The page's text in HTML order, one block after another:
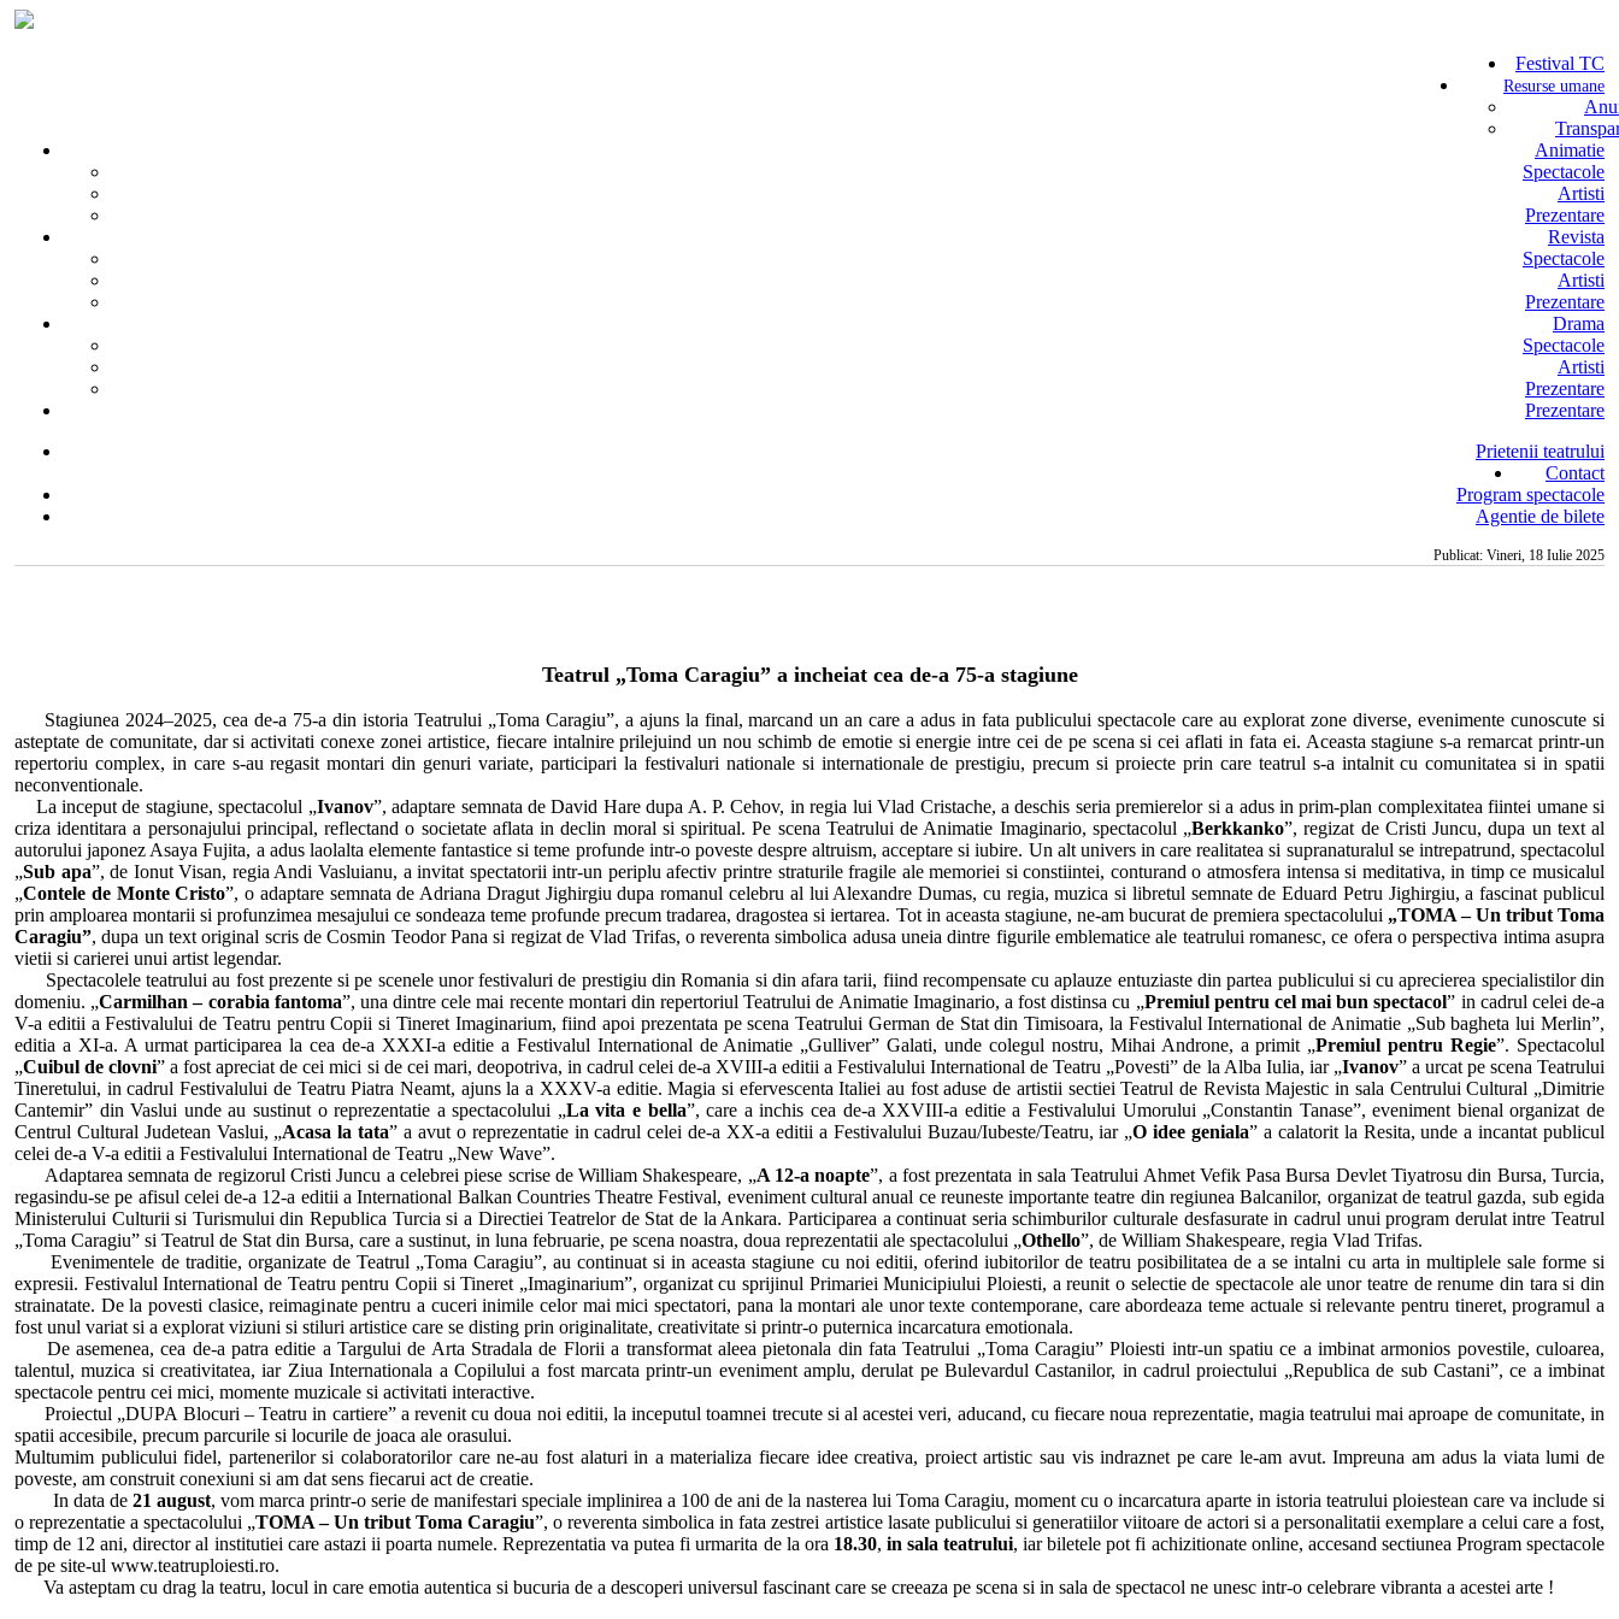
Festival TC
Resurse umane
Animatie
Spectacole
Artisti
Prezentare
Revista
Spectacole
Artisti
Prezentare
Drama
Spectacole
Artisti
Prezentare
Prezentare
Prietenii teatrului
Contact
Program spectacole
Agentie de bilete
Publicat: Vineri, 18 Iulie 2025
Teatrul „Toma Caragiu” a incheiat cea de-a 75-a stagiune
Stagiunea 2024–2025, cea de-a 75-a din istoria Teatrului „Toma Caragiu”, a ajuns la final, marcand un an care a adus in fata publicului spectacole care au explorat zone diverse, evenimente cunoscute si
asteptate de comunitate, dar si activitati conexe zonei artistice, fiecare intalnire prilejuind un nou schimb de emotie si energie intre cei de pe scena si cei aflati in fata ei. Aceasta stagiune s-a remarcat printr-un
repertoriu complex, in care s-au regasit montari din genuri variate, participari la festivaluri nationale si internationale de prestigiu, precum si proiecte prin care teatrul s-a intalnit cu comunitatea si in spatii
neconventionale.
La inceput de stagiune, spectacolul „Ivanov”, adaptare semnata de David Hare dupa A. P. Cehov, in regia lui Vlad Cristache, a deschis seria premierelor si a adus in prim-plan complexitatea fiintei umane si
criza identitara a personajului principal, reflectand o societate aflata in declin moral si spiritual. Pe scena Teatrului de Animatie Imaginario, spectacolul „Berkkanko”, regizat de Cristi Juncu, dupa un text al
autorului japonez Asaya Fujita, a adus laolalta elemente fantastice si teme profunde intr-o poveste despre altruism, acceptare si iubire. Un alt univers in care realitatea si supranaturalul se intrepatrund, spectacolul
„Sub apa”, de Ionut Visan, regia Andi Vasluianu, a invitat spectatorii intr-un periplu afectiv printre straturile fragile ale memoriei si constiintei, conturand o atmosfera intensa si meditativa, in timp ce musicalul
„Contele de Monte Cristo”, o adaptare semnata de Adriana Dragut Jighirgiu dupa romanul celebru al lui Alexandre Dumas, cu regia, muzica si libretul semnate de Eduard Petru Jighirgiu, a fascinat publicul
prin amploarea montarii si profunzimea mesajului ce sondeaza teme profunde precum tradarea, dragostea si iertarea. Tot in aceasta stagiune, ne-am bucurat de premiera spectacolului „TOMA – Un tribut Toma
Caragiu”, dupa un text original scris de Cosmin Teodor Pana si regizat de Vlad Trifas, o reverenta simbolica adusa uneia dintre figurile emblematice ale teatrului romanesc, ce ofera o perspectiva intima asupra
vietii si carierei unui artist legendar.
Spectacolele teatrului au fost prezente si pe scenele unor festivaluri de prestigiu din Romania si din afara tarii, fiind recompensate cu aplauze entuziaste din partea publicului si cu aprecierea specialistilor din
domeniu. „Carmilhan – corabia fantoma”, una dintre cele mai recente montari din repertoriul Teatrului de Animatie Imaginario, a fost distinsa cu „Premiul pentru cel mai bun spectacol” in cadrul celei de-a
V-a editii a Festivalului de Teatru pentru Copii si Tineret Imaginarium, fiind apoi prezentata pe scena Teatrului German de Stat din Timisoara, la Festivalul International de Animatie „Sub bagheta lui Merlin”,
editia a XI-a. A urmat participarea la cea de-a XXXI-a editie a Festivalul International de Animatie „Gulliver” Galati, unde colegul nostru, Mihai Androne, a primit „Premiul pentru Regie”. Spectacolul
„Cuibul de clovni” a fost apreciat de cei mici si de cei mari, deopotriva, in cadrul celei de-a XVIII-a editii a Festivalului International de Teatru „Povesti” de la Alba Iulia, iar „Ivanov” a urcat pe scena Teatrului
Tineretului, in cadrul Festivalului de Teatru Piatra Neamt, ajuns la a XXXV-a editie. Magia si efervescenta Italiei au fost aduse de artistii sectiei Teatrul de Revista Majestic in sala Centrului Cultural „Dimitrie
Cantemir” din Vaslui unde au sustinut o reprezentatie a spectacolului „La vita e bella”, care a inchis cea de-a XXVIII-a editie a Festivalului Umorului „Constantin Tanase”, eveniment bienal organizat de
Centrul Cultural Judetean Vaslui, „Acasa la tata” a avut o reprezentatie in cadrul celei de-a XX-a editii a Festivalului Buzau/Iubeste/Teatru, iar „O idee geniala” a calatorit la Resita, unde a incantat publicul
celei de-a V-a editii a Festivalului International de Teatru „New Wave”.
Adaptarea semnata de regizorul Cristi Juncu a celebrei piese scrise de William Shakespeare, „A 12-a noapte”, a fost prezentata in sala Teatrului Ahmet Vefik Pasa Bursa Devlet Tiyatrosu din Bursa, Turcia,
regasindu-se pe afisul celei de-a 12-a editii a International Balkan Countries Theatre Festival, eveniment cultural anual ce reuneste importante teatre din regiunea Balcanilor, organizat de teatrul gazda, sub egida
Ministerului Culturii si Turismului din Republica Turcia si a Directiei Teatrelor de Stat de la Ankara. Participarea a continuat seria schimburilor culturale desfasurate in cadrul unui program derulat intre Teatrul
„Toma Caragiu” si Teatrul de Stat din Bursa, care a sustinut, in luna februarie, pe scena noastra, doua reprezentatii ale spectacolului „Othello”, de William Shakespeare, regia Vlad Trifas.
Evenimentele de traditie, organizate de Teatrul „Toma Caragiu”, au continuat si in aceasta stagiune cu noi editii, oferind iubitorilor de teatru posibilitatea de a se intalni cu arta in multiplele sale forme si
expresii. Festivalul International de Teatru pentru Copii si Tineret „Imaginarium”, organizat cu sprijinul Primariei Municipiului Ploiesti, a reunit o selectie de spectacole ale unor teatre de renume din tara si din
strainatate. De la povesti clasice, reimaginate pentru a cuceri inimile celor mai mici spectatori, pana la montari ale unor texte contemporane, care abordeaza teme actuale si relevante pentru tineret, programul a
fost unul variat si a explorat viziuni si stiluri artistice care se disting prin originalitate, creativitate si printr-o puternica incarcatura emotionala.
De asemenea, cea de-a patra editie a Targului de Arta Stradala de Florii a transformat aleea pietonala din fata Teatrului „Toma Caragiu” Ploiesti intr-un spatiu ce a imbinat armonios povestile, culoarea,
talentul, muzica si creativitatea, iar Ziua Internationala a Copilului a fost marcata printr-un eveniment amplu, derulat pe Bulevardul Castanilor, in cadrul proiectului „Republica de sub Castani”, ce a imbinat
spectacole pentru cei mici, momente muzicale si activitati interactive.
Proiectul „DUPA Blocuri – Teatru in cartiere” a revenit cu doua noi editii, la inceputul toamnei trecute si al acestei veri, aducand, cu fiecare noua reprezentatie, magia teatrului mai aproape de comunitate, in
spatii accesibile, precum parcurile si locurile de joaca ale orasului.
Multumim publicului fidel, partenerilor si colaboratorilor care ne-au fost alaturi in a materializa fiecare idee creativa, proiect artistic sau vis indraznet pe care le-am avut. Impreuna am adus la viata lumi de
poveste, am construit conexiuni si am dat sens fiecarui act de creatie.
In data de 21 august, vom marca printr-o serie de manifestari speciale implinirea a 100 de ani de la nasterea lui Toma Caragiu, moment cu o incarcatura aparte in istoria teatrului ploiestean care va include si
o reprezentatie a spectacolului „TOMA – Un tribut Toma Caragiu”, o reverenta simbolica in fata zestrei artistice lasate publicului si generatiilor viitoare de actori si a personalitatii exemplare a celui care a fost,
timp de 12 ani, director al institutiei care astazi ii poarta numele. Reprezentatia va putea fi urmarita de la ora 18.30, in sala teatrului, iar biletele pot fi achizitionate online, accesand sectiunea Program spectacole
de pe site-ul www.teatruploiesti.ro.
Va asteptam cu drag la teatru, locul in care emotia autentica si bucuria de a descoperi universul fascinant care se creeaza pe scena si in sala de spectacol ne unesc intr-o celebrare vibranta a acestei arte !